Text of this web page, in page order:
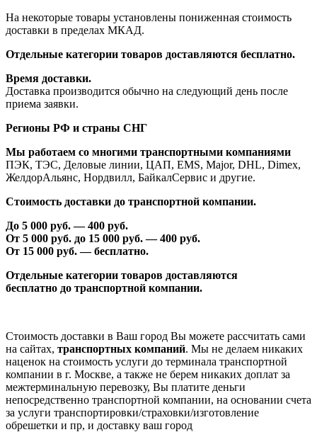
На некоторые товары установлены пониженная стоимость
доставки в пределах МКАД.
Отдельные категории товаров доставляются бесплатно.
Время доставки.
Доставка производится обычно на следующий день после
приема заявки.
Регионы РФ и страны СНГ
Мы работаем со многими транспортными компаниями
ПЭК, ТЭС, Деловые линии, ЦАП, EMS, Major, DHL, Dimex,
ЖелдорАльянс, Нордвилл, БайкалСервис и другие.
Стоимость доставки до транспортной компании.
До 5 000 руб. —400 руб.
От 5 000 руб. до 15 000 руб. —400 руб.
От 15 000 руб. — бесплатно.
Отдельные категории товаров доставляются
бесплатно до транспортной компании.
Стоимость доставки в Ваш город Вы можете рассчитать сами
на сайтах, транспортных компаний. Мы не делаем никаких
наценок на стоимость услуги до терминала транспортной
компании в г. Москве, а также не берем никаких доплат за
межтерминальную перевозку, Вы платите деньги
непосредственно транспортной компании, на основании счета
за услуги транспортировки/страховки/изготовление
обрешетки и пр, и доставку ваш город